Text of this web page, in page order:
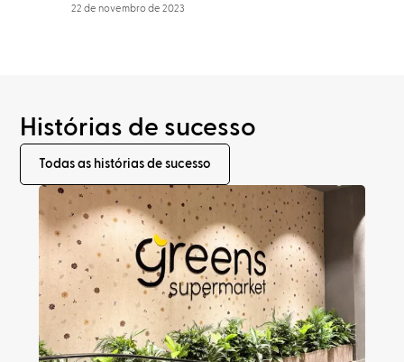
22 de novembro de 2023
Histórias de sucesso
Todas as histórias de sucesso